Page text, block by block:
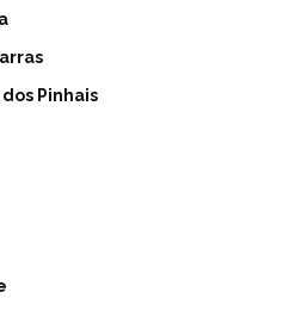
dos Pinhais